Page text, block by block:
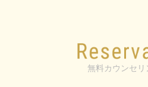
無料カウンセリ